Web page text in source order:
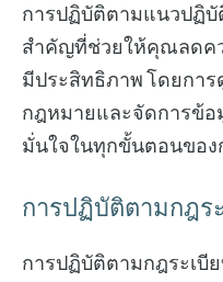
การปฏิบัติตามแนวปฏิ
สำคัญที่ช่วยให้คุณลดค
มีประสิทธิภาพ โดยกา
กฎหมายและจัดการข้
มั่นใจในทุกขั้นตอนขอ
การปฏิบัติตามกฎร
การปฏิบัติตามกฎระเบี